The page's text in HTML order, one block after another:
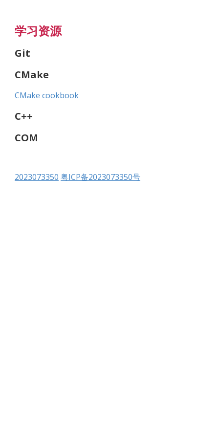
学习资源
Git
CMake
CMake cookbook
C++
COM
2023073350 粤ICP备2023073350号